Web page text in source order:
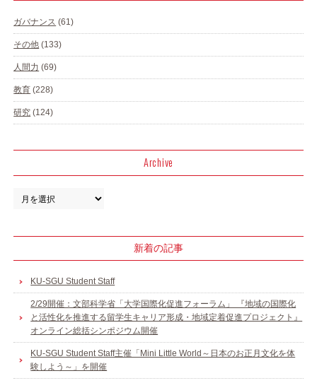
ガバナンス (61)
その他 (133)
人間力 (69)
教育 (228)
研究 (124)
Archive
新着の記事
KU-SGU Student Staff
2/29開催：文部科学省「大学国際化促進フォーラム」 『地域の国際化
と活性化を推進する留学生キャリア形成・地域定着促進プロジェクト』
オンライン総括シンポジウム開催
KU-SGU Student Staff主催「Mini Little World～日本のお正月文化を体
験しよう～」を開催